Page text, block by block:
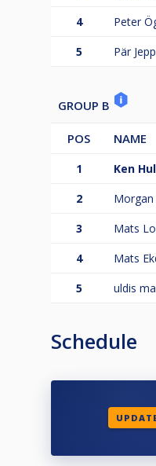
4
Peter
5
Pär
GROUP B
POS NAME
1 Ken
2
3
Mats
4
Mats
5
uldis
Schedule